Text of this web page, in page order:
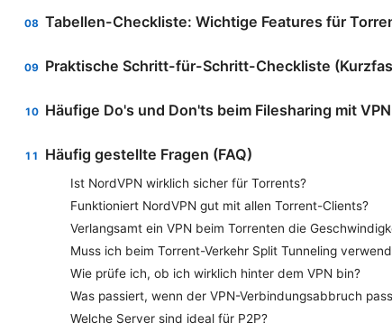
Tabellen-Checkliste: Wichtige Features für
Praktische Schritt-für-Schritt-Checkliste
Häufige Do's und Don'ts beim Filesharing mit VPN
Häufig gestellte Fragen (FAQ)
Ist NordVPN wirklich sicher für Torrents?
Funktioniert NordVPN gut mit allen Torrent-Clients?
Verlangsamt ein VPN beim Torrenten die
Muss ich beim Torrent-Verkehr Split Tunneling
Wie prüfe ich, ob ich wirklich hinter dem VPN bin?
Was passiert, wenn der VPN-Verbindungsabbruch
Welche Server sind ideal für P2P?